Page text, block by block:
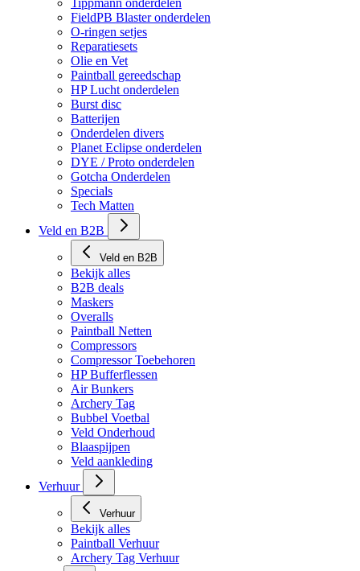
Bekijk alles
Tippmann onderdelen
FieldPB Blaster onderdelen
O-ringen setjes
Reparatiesets
Olie en Vet
Paintball gereedschap
HP Lucht onderdelen
Burst disc
Batterijen
Onderdelen divers
Planet Eclipse onderdelen
DYE / Proto onderdelen
Gotcha Onderdelen
Specials
Tech Matten
Veld en B2B
Veld en B2B
Bekijk alles
B2B deals
Maskers
Overalls
Paintball Netten
Compressors
Compressor Toebehoren
HP Bufferflessen
Air Bunkers
Archery Tag
Bubbel Voetbal
Veld Onderhoud
Blaaspijpen
Veld aankleding
Verhuur
Bekijk alles
Paintball Verhuur